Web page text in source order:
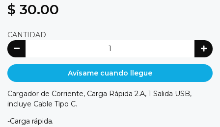
$ 30.00
CANTIDAD
Avísame cuando llegue
Cargador de Corriente, Carga Rápida 2.A, 1 Salida USB,
incluye Cable Tipo C.
-Carga rápida.